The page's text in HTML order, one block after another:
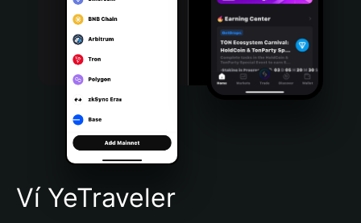
Português (Portugal)
Bahasa Indonesia
Português (Brasil)
Español (Argentina)
Ví YeTraveler